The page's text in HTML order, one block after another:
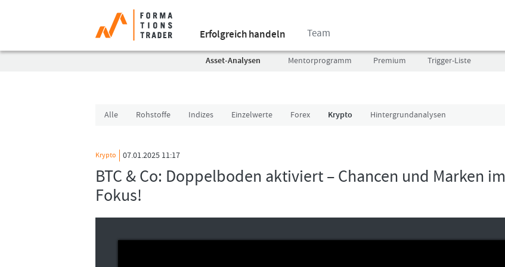
Erfolgreich handeln Team
Asset-Analysen Mentorprogramm Premium Trigger-Liste
Alle Rohstoffe Indizes Einzelwerte Forex Krypto Hintergrundanalysen
Krypto 07.01.2025 11:17
BTC & Co: Doppelboden aktiviert – Chancen und Marken im
Fokus!
Adresse
in
und
jetzt?
Programm
unterschiedliche